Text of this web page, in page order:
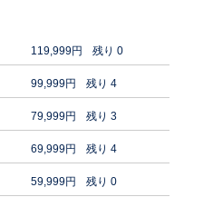
119,999円 残り 0
99,999円 残り 4
79,999円 残り 3
69,999円 残り 4
59,999円 残り 0